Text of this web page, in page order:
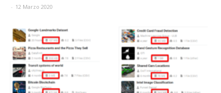
- 12 Marzo 2020